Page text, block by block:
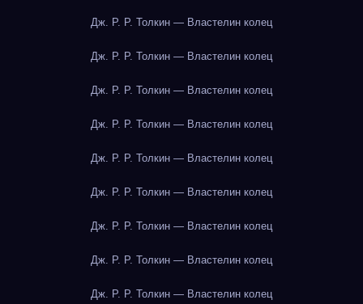
Дж. Р. Р. Толкин — Властелин колец
Дж. Р. Р. Толкин — Властелин колец
Дж. Р. Р. Толкин — Властелин колец
Дж. Р. Р. Толкин — Властелин колец
Дж. Р. Р. Толкин — Властелин колец
Дж. Р. Р. Толкин — Властелин колец
Дж. Р. Р. Толкин — Властелин колец
Дж. Р. Р. Толкин — Властелин колец
Дж. Р. Р. Толкин — Властелин колец